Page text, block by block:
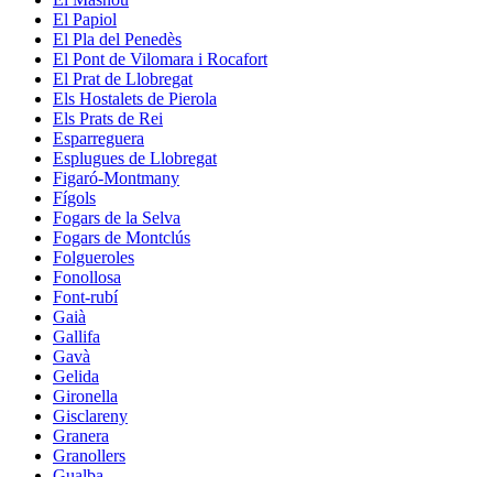
El Papiol
El Pla del Penedès
El Pont de Vilomara i Rocafort
El Prat de Llobregat
Els Hostalets de Pierola
Els Prats de Rei
Esparreguera
Esplugues de Llobregat
Figaró-Montmany
Fígols
Fogars de la Selva
Fogars de Montclús
Folgueroles
Fonollosa
Font-rubí
Gaià
Gallifa
Gavà
Gelida
Gironella
Gisclareny
Granera
Granollers